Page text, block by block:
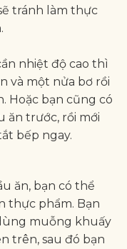
tránh làm thực
nhiệt độ cao thì
và một nửa bơ rồi
Hoặc bạn cũng có
ăn trước, rồi mới
bếp ngay.
ăn, bạn có thể
thực phẩm. Bạn
muỗng khuấy
trên, sau đó bạn